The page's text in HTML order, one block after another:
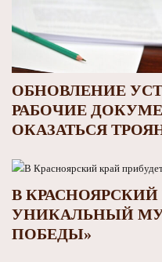
ОБНОВЛЕНИЕ
РАБОЧИЕ
ОКАЗАТЬСЯ
В КРАСНОЯРСКИЙ
УНИКАЛЬНЫЙ
ПОБЕДЫ»